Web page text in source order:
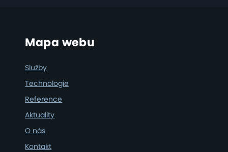
Footer
Mapa webu
Služby
Technologie
Reference
Aktuality
O nás
Kontakt